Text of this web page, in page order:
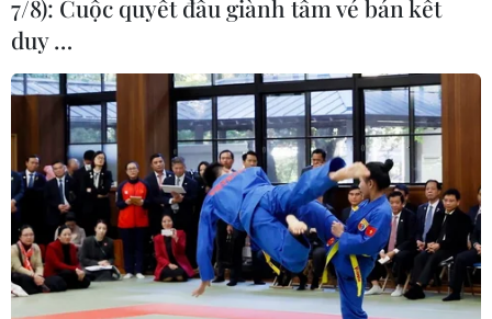
Nhiều địa phương cho học sinh nghỉ học,
học trực tuyến để phòng dịch
16/02/2021 13:56
Để phòng chống dịch COVID-19, nhiều địa phương như
Sơn La, Quảng Nam, Phú Yên, Bà Rịa Vũng Tàu cho học
sinh nghỉ học hoặc học trực tuyến đến hết tháng 2.
7/8): Cuộc quyết đấu giành tấm vé bán kết
duy …